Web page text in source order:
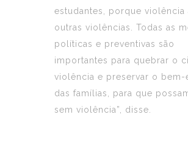
estudantes, porque violência
outras violências. Todas as
políticas e preventivas são
importantes para quebrar o
violência e preservar o bem-
das famílias, para que
sem violência”, disse.